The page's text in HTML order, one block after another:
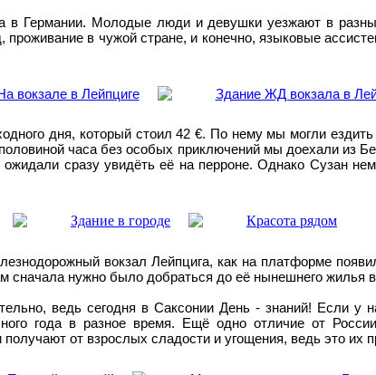
в Германии. Молодые люди и девушки уезжают в
проживание в чужой стране, и конечно, языковые
дня, который стоил 42 €. По нему мы могли
часа без особых приключений мы доехали из
сразу увидёть её на перроне. Однако Сузан
вокзал Лейпцига, как на платформе
нужно было добраться до её нынешнего жилья в
ведь сегодня в Саксонии День - знаний! Если у
года в разное время. Ещё одно отличие от
от взрослых сладости и угощения, ведь это их